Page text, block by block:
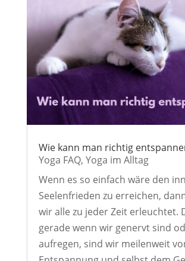
Wie kann man richtig
Yoga FAQ, Yoga im Alltag
Wenn es so einfach wäre den
Seelenfrieden zu erreichen,
wir alle zu jeder Zeit erleuchtet.
gerade wenn wir genervt sind
aufregen, sind wir meilenweit